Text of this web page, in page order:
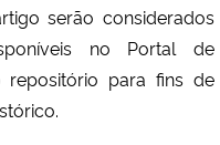
serão considerados
no Portal de
repositório para fins de